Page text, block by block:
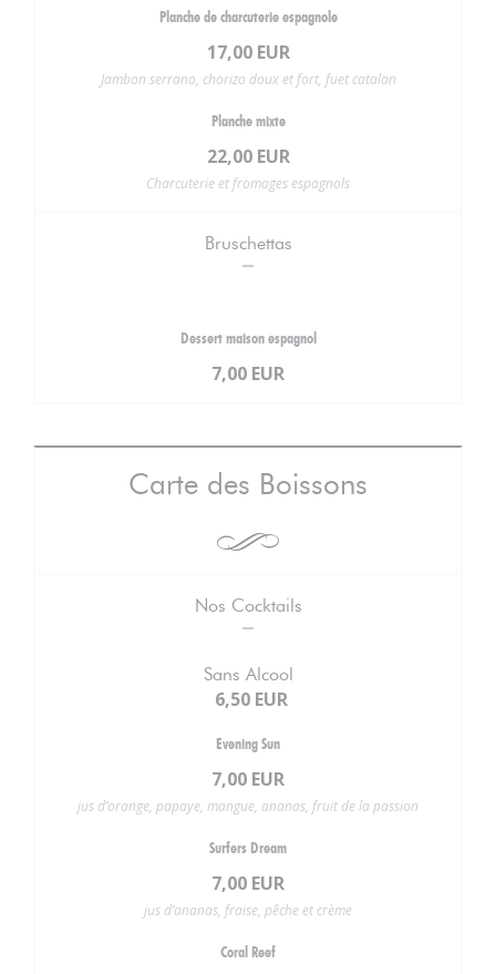
Planche de charcuterie espagnole
17,00 EUR
Jambon serrano, chorizo doux et fort, fuet catalan
Planche mixte
22,00 EUR
Charcuterie et fromages espagnols
Bruschettas
Dessert maison espagnol
7,00 EUR
Carte des Boissons
Nos Cocktails
Sans Alcool
6,50 EUR
Evening Sun
7,00 EUR
jus d’orange, papaye, mangue, ananas, fruit de la passion
Surfers Dream
7,00 EUR
jus d’ananas, fraise, pêche et crème
Coral Reef